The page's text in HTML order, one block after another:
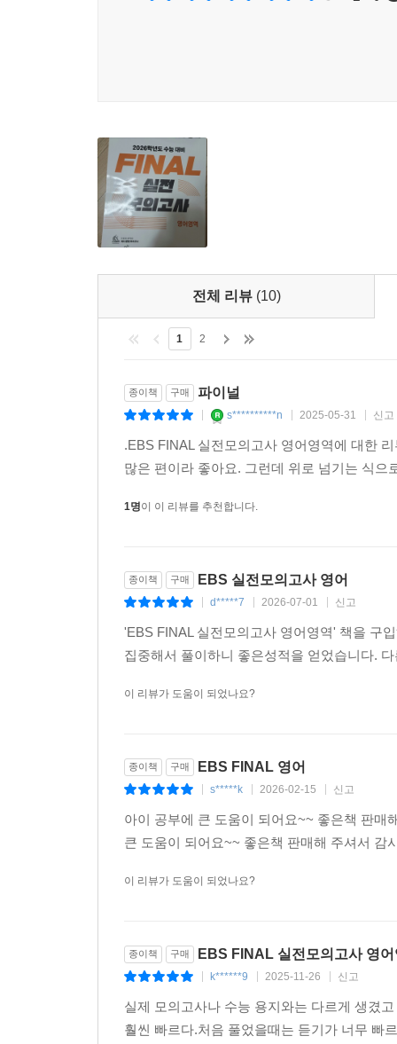
전체 리뷰 (10)
1 2
종이책 구매 파이널
s**********n 2025-05-31 신고
.EBS FINAL 실전모의고사 영어영역에 대한
많은 편이라 좋아요. 그런데 위로 넘기는 식
1명이 이 리뷰를 추천합니다.
종이책 구매 EBS 실전모의고사 영어
d*****7 2026-07-01 신고
'EBS FINAL 실전모의고사 영어영역' 책을 구
집중해서 풀이하니 좋은성적을 얻었습니다.
이 리뷰가 도움이 되었나요?
종이책 구매 EBS FINAL 영어
s*****k 2026-02-15 신고
아이 공부에 큰 도움이 되어요~~ 좋은책 판매
큰 도움이 되어요~~ 좋은책 판매해 주셔서
이 리뷰가 도움이 되었나요?
종이책 구매 EBS FINAL 실전모의고사 영
k******9 2025-11-26 신고
실제 모의고사나 수능 용지와는 다르게 생겼
훨씬 빠르다.처음 풀었을때는 듣기가 너무 빠